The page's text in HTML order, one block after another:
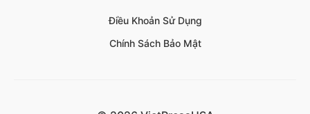
Điều Khoản Sử Dụng
Chính Sách Bảo Mật